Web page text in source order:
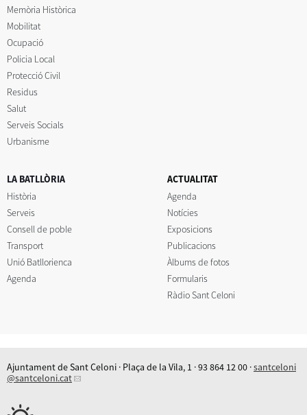
Memòria Històrica
Mobilitat
Ocupació
Policia Local
Protecció Civil
Residus
Salut
Serveis Socials
Urbanisme
LA BATLLÒRIA
Història
Serveis
Consell de poble
Transport
Unió Batllorienca
Agenda
ACTUALITAT
Agenda
Notícies
Exposicions
Publicacions
Àlbums de fotos
Formularis
Ràdio Sant Celoni
Ajuntament de Sant Celoni · Plaça de la Vila, 1 · 93 864 12 00 ·santceloni
@santceloni.cat